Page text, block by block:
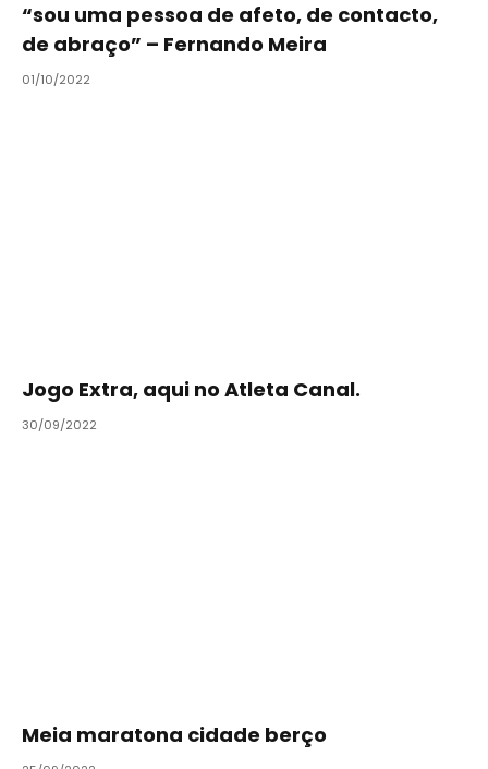
“sou uma pessoa de afeto, de contacto,
de abraço” – Fernando Meira
01/10/2022
Jogo Extra, aqui no Atleta Canal.
30/09/2022
Meia maratona cidade berço